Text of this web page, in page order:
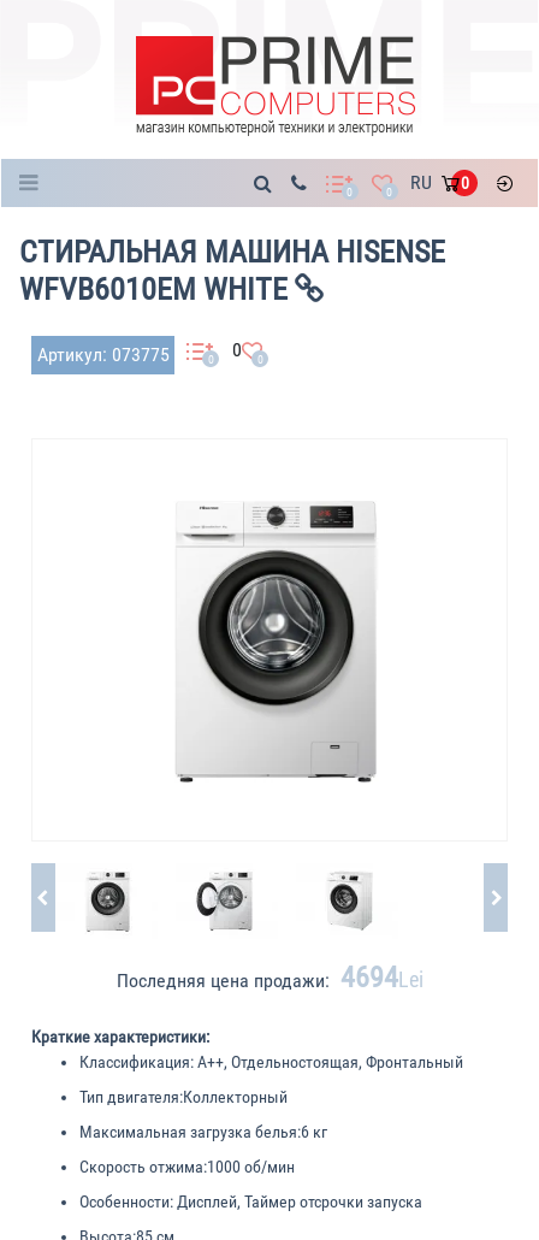
0 0 RU 0
СТИРАЛЬНАЯ МАШИНА HISENSE
WFVB6010EM WHITE
Артикул: 073775 0 0 0
Последняя цена продажи: 4694Lei
Краткие характеристики:
Классификация:A++, Отдельностоящая, Фронтальный
Тип двигателя:Коллекторный
Максимальная загрузка белья:6 кг
Скорость отжима:1000 об/мин
Особенности: Дисплей, Таймер отсрочки запуска